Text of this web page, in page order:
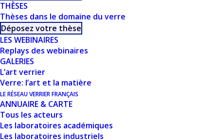
THÈSES
Thèses dans le domaine du verre
Déposez votre thèse
LES WEBINAIRES
Replays des webinaires
GALERIES
L’art verrier
Verre: l’art et la matière
LE RÉSEAU VERRIER FRANÇAIS
ANNUAIRE & CARTE
Tous les acteurs
Les laboratoires académiques
Les laboratoires industriels
Présentation de la société Beyrand
Créée en 1926, la société Beyrand, filiale du
Groupe Hermès depuis 2013, met au point,
développe et reproduit les décors de ses clients
sur des supports tels que la céramique, l’émail ou
le cuir.
Par la précision de son savoir-faire et sa capacité
à innover, Beyrand se positionne comme référent